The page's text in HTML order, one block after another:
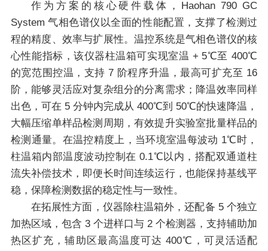
作为方案的核心硬件载体，Haohan 790 GC
System 气相色谱仪以全面的性能配置，支撑了检测过
程的精度、效率与扩展性。温控系统是气相色谱仪的核
心性能指标，该仪器柱温箱可实现室温 + 5℃至 400℃
的宽范围控温，支持 7 阶程序升温，最高可扩充至 16
阶，能够灵活应对复杂组分的分离需求；降温效率同样
出色，可在 5 分钟内完成从 400℃到 50℃的快速降温，
大幅压缩单样品检测周期，有效提升实验室批量样品的
检测通量。在温控精度上，当环境室温每波动 1℃时，
柱温箱内部温度波动控制在 0.1℃以内，搭配双通道柱
流失补偿技术，即便长时间连续运行，也能保持基线平
稳，保障检测数据的稳定性与一致性。
在拓展性方面，仪器除柱温箱外，还配备 5 个独立
加热区域，包含 3 个进样口与 2 个检测器，支持辅助加
热区扩充，辅助区最高温度可达 400℃，可灵活适配